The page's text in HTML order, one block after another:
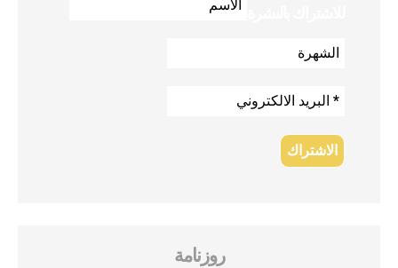
روزنامة